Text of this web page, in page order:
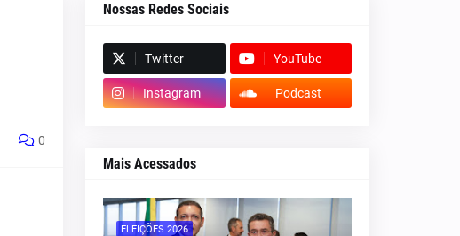
0
Nossas Redes Sociais
Twitter YouTube
Instagram Podcast
Mais Acessados
ELEIÇÕES 2026